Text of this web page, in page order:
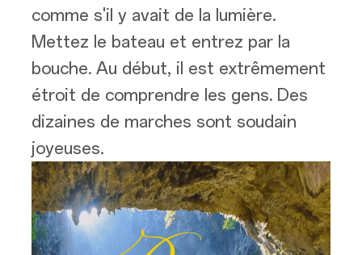
comme s'il y avait de la lumière.
Mettez le bateau et entrez par la
bouche. Au début, il est extrêmement
étroit de comprendre les gens. Des
dizaines de marches sont soudain
joyeuses.